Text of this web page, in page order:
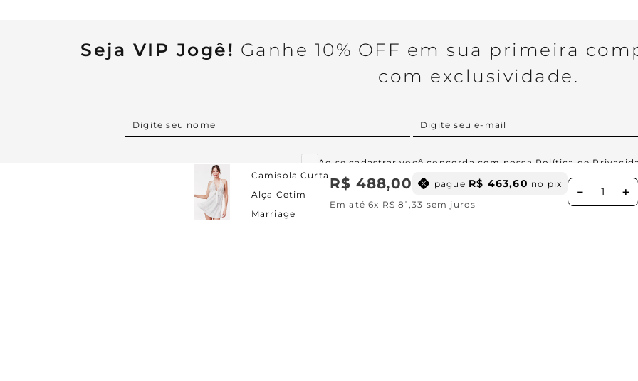
Camisola Curta
Alça Cetim
Marriage
R$ 488,00 pague R$ 463,60 no pix
Em até6x R$ 81,33 sem juros
＋
－
Seja VIP Jogê! Ganhe 10% OFF em sua primeira
com exclusividade.
Ao se cadastrar você concorda com nossa Política de